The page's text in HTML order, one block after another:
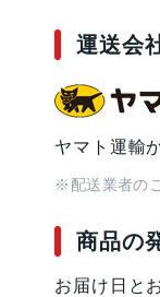
運送会
ヤマト運輸
※配送業者の
商品の
お届け日と